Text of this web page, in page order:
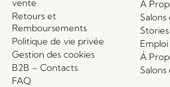
vente
Retours et
Remboursements
Politique de vie privée
Gestion des cookies
B2B – Contacts
FAQ
Á
Stories
Emploi
Á